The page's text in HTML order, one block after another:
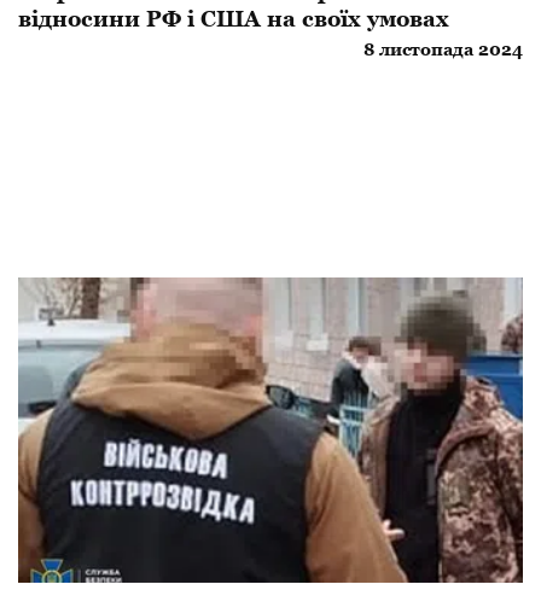
відносини РФ і США на своїх умовах
8 листопада 2024